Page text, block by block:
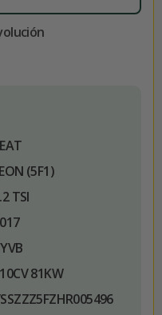
(5F1)
TSI
81KW